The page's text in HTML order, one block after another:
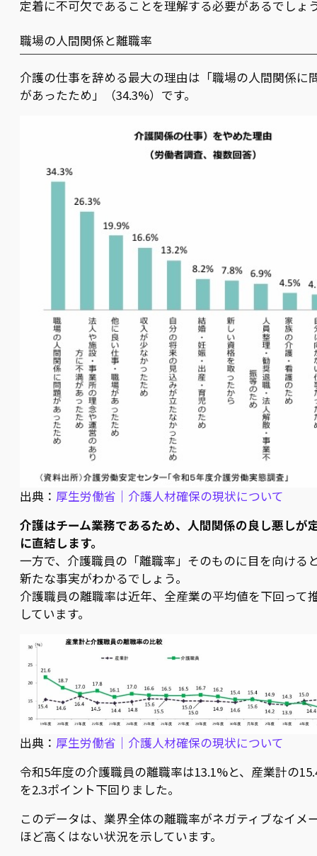
定着に不可欠であることを理解する必要があるでしょ
職場の人間関係と離職率
介護の仕事を辞める最大の理由は「職場の人間関係に
があったため」（34.3%）です。
出典： 厚生労働省｜介護人材確保の現状について
介護はチーム業務であるため、人間関係の良し悪しが
に直結します。
一方で、介護職員の「離職率」そのものに目を向ける
新たな事実がわかるでしょう。
介護職員の離職率は近年、全産業の平均値を下回って
しています。
出典： 厚生労働省｜介護人材確保の現状について
令和5年度の介護職員の離職率は13.1%と、産業計の
を2.3ポイント下回りました。
このデータは、業界全体の離職率がネガティブなイメ
ほど高くはない状況を示しています。